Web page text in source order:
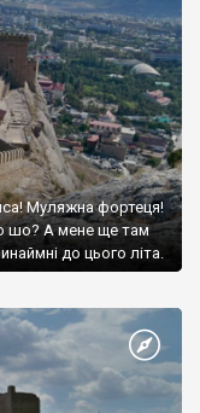
Муляжна фортеця!
шо? А мене ще там
до цього літа.